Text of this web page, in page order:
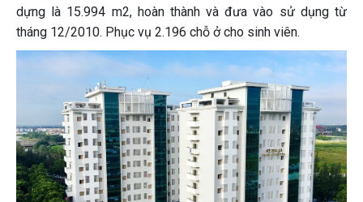
dựng là 15.994 m2, hoàn thành và đưa vào sử dụng từ
tháng 12/2010. Phục vụ 2.196 chỗ ở cho sinh viên.